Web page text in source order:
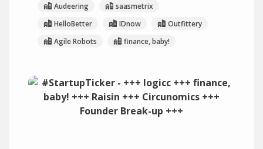
Audeering
saasmetrix
HelloBetter
IDnow
Outfittery
Agile Robots
finance, baby!